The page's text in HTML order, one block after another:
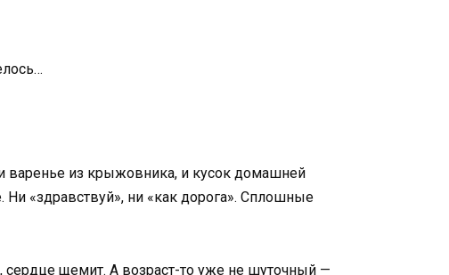
варенье из крыжовника, и кусок домашней
«здравствуй», ни «как дорога». Сплошные
сердце щемит. А возраст-то уже не шуточный —